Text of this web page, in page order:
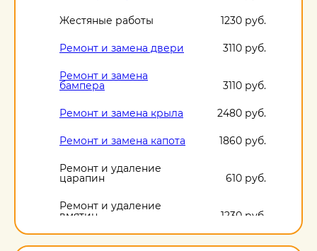
Жестяные работы 1230 руб.
Ремонт и замена двери 3110 руб.
Ремонт и замена
бампера 3110 руб.
Ремонт и замена крыла 2480 руб.
Ремонт и замена капота 1860 руб.
Ремонт и удаление
царапин 610 руб.
Ремонт и удаление
вмятин 1230 руб.
Ремонт и удаление